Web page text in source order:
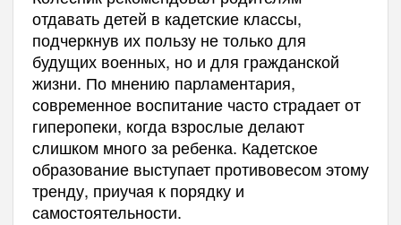
отдавать детей в кадетские классы,
подчеркнув их пользу не только для
будущих военных, но и для гражданской
жизни. По мнению парламентария,
современное воспитание часто страдает от
гиперопеки, когда взрослые делают
слишком много за ребенка. Кадетское
образование выступает противовесом этому
тренду, приучая к порядку и
самостоятельности.